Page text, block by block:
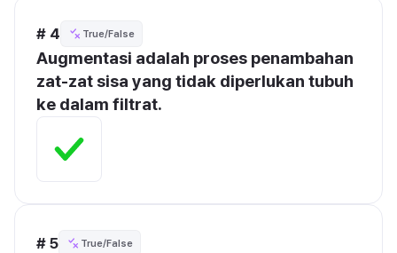
# 4 True/False
Augmentasi adalah proses penambahan
zat-zat sisa yang tidak diperlukan tubuh
ke dalam filtrat.
# 5 True/False